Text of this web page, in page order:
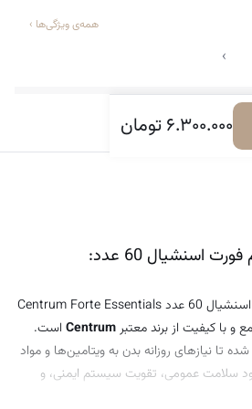
گیاهی
لاغری
همه‌ی ویژگی‌ها ›
›
۶.۳۰۰.۰۰۰تومان دیدگاه‌ها
اسنشیال 60 عدد:
مولتی ویتامین سنتروم فورت اسنشیال 60 عدد Centrum Forte Essentials
و با کیفیت از برند معتبرCentrum است.
تا نیازهای روزانه بدن به ویتامین‌ها و مواد
سلامت عمومی، تقویت سیستم ایمنی، و